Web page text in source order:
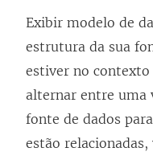
Exibir modelo de
estrutura da sua
estiver no contexto
alternar entre uma
fonte de dados
estão